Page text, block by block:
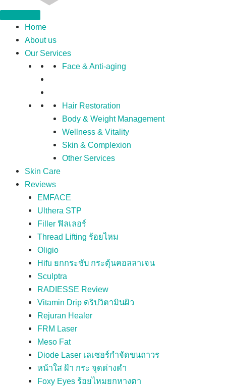
Home
About us
Our Services
Face & Anti-aging
Hair Restoration
Body & Weight Management
Wellness & Vitality
Skin & Complexion
Other Services
Skin Care
Reviews
EMFACE
Ulthera STP
Filler ฟิลเลอร์
Thread Lifting ร้อยไหม
Oligio
Hifu ยกกระชับ กระตุ้นคอลลาเจน
Sculptra
RADIESSE Review
Vitamin Drip ดริปวิตามินผิว
Rejuran Healer
FRM Laser
Meso Fat
Diode Laser เลเซอร์กำจัดขนถาวร
หน้าใส ฝ้า กระ จุดด่างดำ
Foxy Eyes ร้อยไหมยกหางตา